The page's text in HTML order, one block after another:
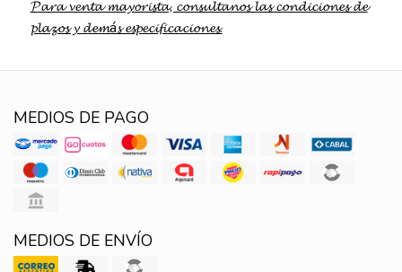
𝓟𝓪𝓻𝓪 𝓿𝓮𝓷𝓽𝓪 𝓶𝓪𝔂𝓸𝓻𝓲𝓼𝓽𝓪, 𝓬𝓸𝓷𝓼𝓾𝓵𝓽𝓪𝓷𝓸𝓼 𝓵𝓪𝓼 𝓬𝓸𝓷𝓭𝓲𝓬𝓲𝓸𝓷𝓮𝓼 𝓭𝓮
𝓹𝓵𝓪𝔃𝓸𝓼 𝔂 𝓭𝓮𝓶á𝓼 𝓮𝓼𝓹𝓮𝓬𝓲𝓯𝓲𝓬𝓪𝓬𝓲𝓸𝓷𝓮𝓼.
MEDIOS DE PAGO
MEDIOS DE ENVÍO